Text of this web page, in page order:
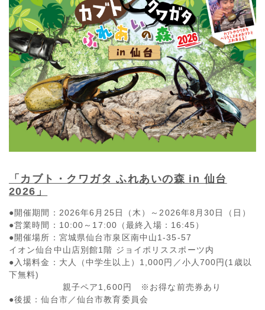
「カブト・クワガタ ふれあいの森 in 仙台
2026」
●開催期間：2026年6月25日（木）～2026年8月30日（日）
●営業時間：10:00～17:00（最終入場：16:45）
●開催場所：宮城県仙台市泉区南中山1-35-57
イオン仙台中山店別館1階 ジョイポリススポーツ内
●入場料金：大人（中学生以上）1,000円／小人700円(1歳以
下無料)
親子ペア1,600円 ※お得な前売券あり
●後援：仙台市／仙台市教育委員会